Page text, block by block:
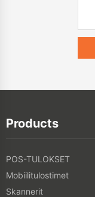
Products
POS-TULOKSET
Mobiilitulostimet
Skannerit